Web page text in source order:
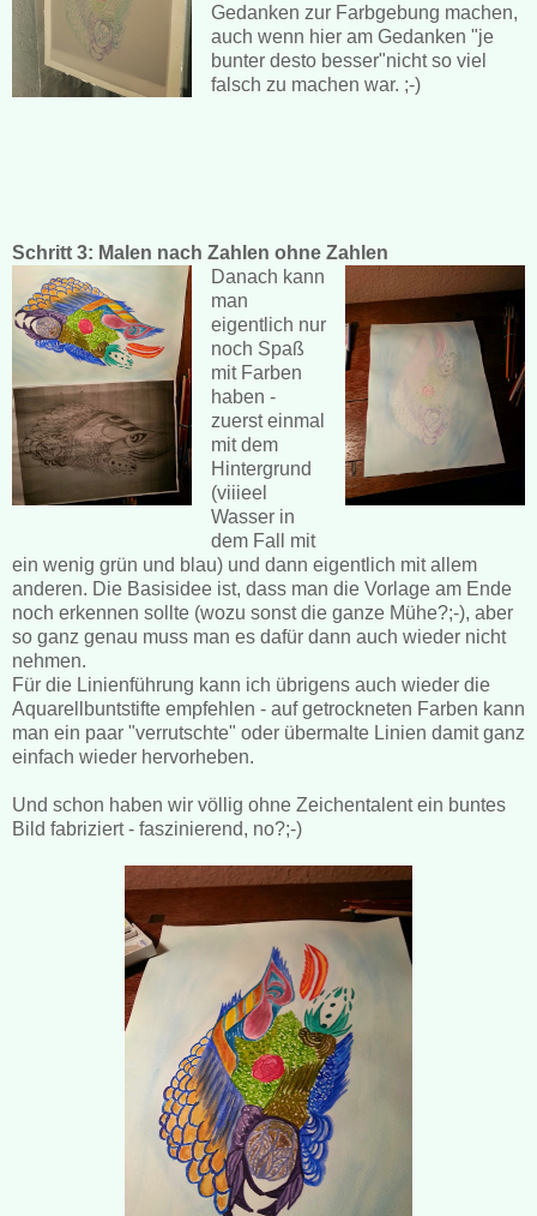
Gedanken zur Farbgebung machen,
auch wenn hier am Gedanken "je
bunter desto besser"nicht so viel
falsch zu machen war. ;-)
Schritt 3: Malen nach Zahlen ohne Zahlen
Danach kann
man
eigentlich nur
noch Spaß
mit Farben
haben -
zuerst einmal
mit dem
Hintergrund
(viiieel
Wasser in
dem Fall mit
ein wenig grün und blau) und dann eigentlich mit allem
anderen. Die Basisidee ist, dass man die Vorlage am Ende
noch erkennen sollte (wozu sonst die ganze Mühe?;-), aber
so ganz genau muss man es dafür dann auch wieder nicht
nehmen.
Für die Linienführung kann ich übrigens auch wieder die
Aquarellbuntstifte empfehlen - auf getrockneten Farben kann
man ein paar "verrutschte" oder übermalte Linien damit ganz
einfach wieder hervorheben.
Und schon haben wir völlig ohne Zeichentalent ein buntes
Bild fabriziert - faszinierend, no?;-)